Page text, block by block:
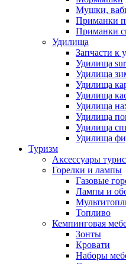
Мушки,
Приманки
Приманки
Удилища
Запчасти к
Удилища
Удилища
Удилища
Удилища
Удилища
Удилища
Удилища
Удилища
Туризм
Аксессуары
Горелки и лампы
Газовые
Лампы и
Топливо
Кемпинговая
Зонты
Кровати
Наборы